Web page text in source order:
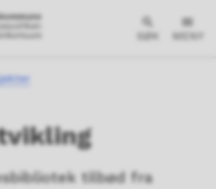
SØK MENY
tilbød fra